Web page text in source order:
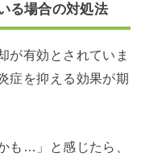
る場合の対処法
が有効とされていま
症を抑える効果が期
も…」と感じたら、